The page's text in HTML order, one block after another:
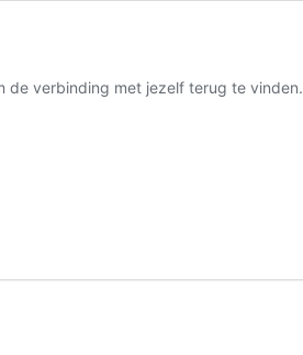
de verbinding met jezelf terug te vinden.